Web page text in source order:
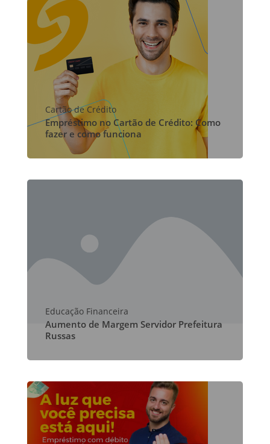
Cartão de Crédito
Empréstimo no Cartão de Crédito: Como
fazer e como funciona
Educação Financeira
Aumento de Margem Servidor Prefeitura
Russas